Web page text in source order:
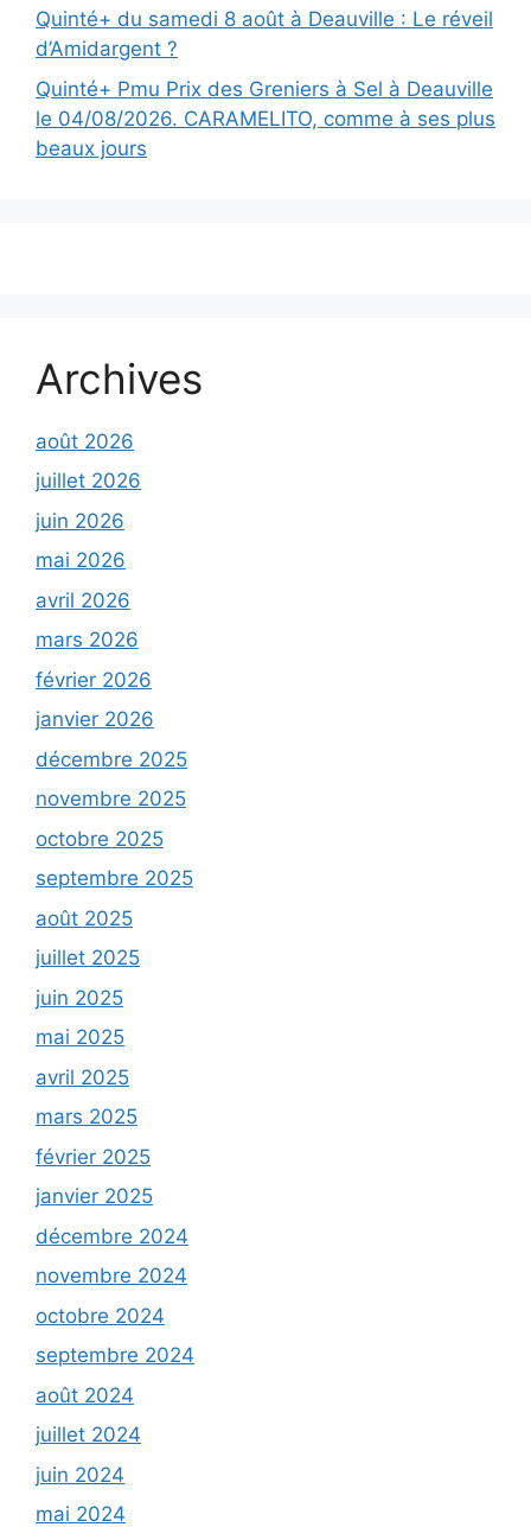
Quinté+ du samedi 8 août à Deauville : Le réveil
d’Amidargent ?
Quinté+ Pmu Prix des Greniers à Sel à Deauville
le 04/08/2026. CARAMELITO, comme à ses plus
beaux jours
Archives
août 2026
juillet 2026
juin 2026
mai 2026
avril 2026
mars 2026
février 2026
janvier 2026
décembre 2025
novembre 2025
octobre 2025
septembre 2025
août 2025
juillet 2025
juin 2025
mai 2025
avril 2025
mars 2025
février 2025
janvier 2025
décembre 2024
novembre 2024
octobre 2024
septembre 2024
août 2024
juillet 2024
juin 2024
mai 2024